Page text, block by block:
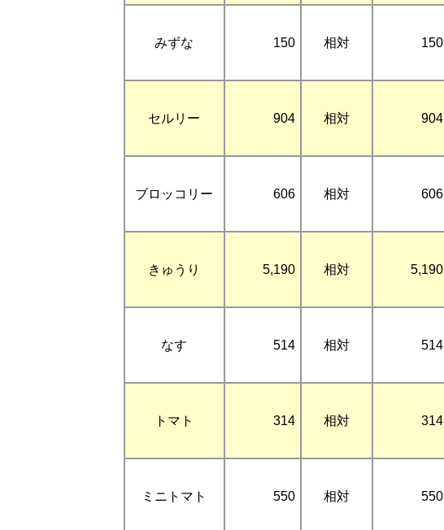
みずな 150 相対 150
セルリー 904 相対 904
ブロッコリー 606 相対 606
きゅうり 5,190 相対 5,190
なす 514 相対 514
トマト 314 相対 314
ミニトマト 550 相対 550